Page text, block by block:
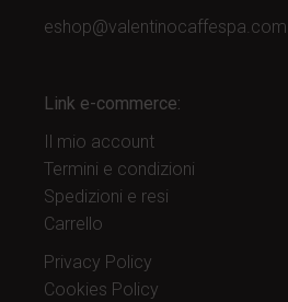
eshop@valentinocaffespa.com
Link e-commerce:
Il mio account
Termini e condizioni
Spedizioni e resi
Carrello
Privacy Policy
Cookies Policy